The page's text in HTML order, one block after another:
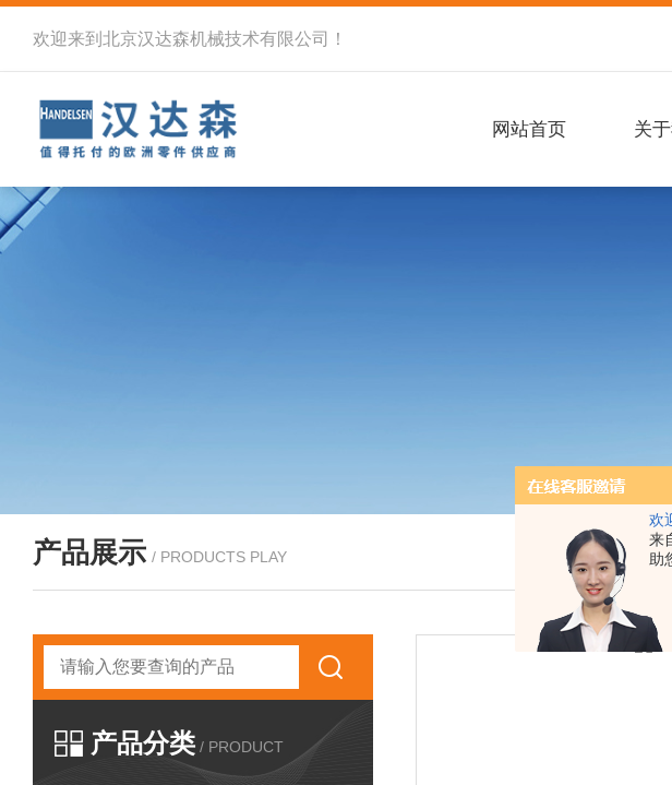
欢
来
助
欢迎来到北京汉达森机械技术有限公司！
网站首页 关
产品展示 / PRODUCTS PLAY
产品分类 / PRODUCT